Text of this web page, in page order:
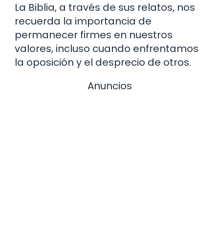
La Biblia, a través de sus relatos, nos
recuerda la importancia de
permanecer firmes en nuestros
valores, incluso cuando enfrentamos
la oposición y el desprecio de otros.
Anuncios